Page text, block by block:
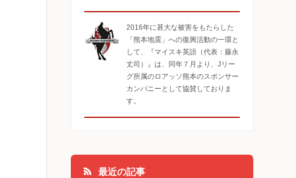
2016年に甚大な被害をもたらした
「熊本地震」への復興活動の一環と
して、『マイスキ英語（代表：藤永
丈司）』は、同年７月より、Jリー
グ所属のロアッソ熊本のスポンサー
カンパニーとして協賛しておりま
す。
最近の記事